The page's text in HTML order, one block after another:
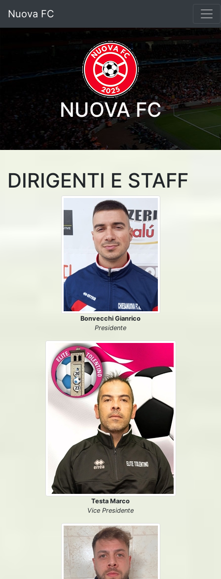
Nuova FC
NUOVA FC
DIRIGENTI E STAFF
Bonvecchi Gianrico
Presidente
Testa Marco
Vice Presidente